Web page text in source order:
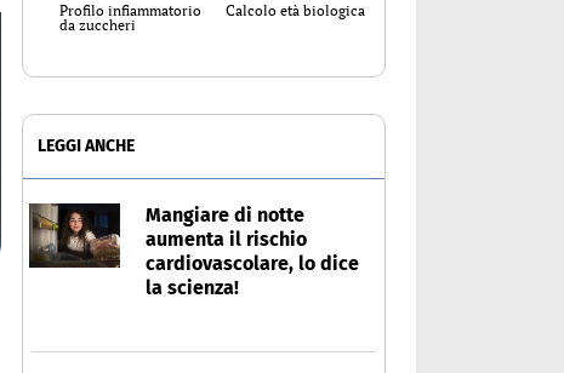
Profilo infiammatorio
da zuccheri
Calcolo età biologica
LEGGI ANCHE
Mangiare di notte
aumenta il rischio
cardiovascolare, lo dice
la scienza!